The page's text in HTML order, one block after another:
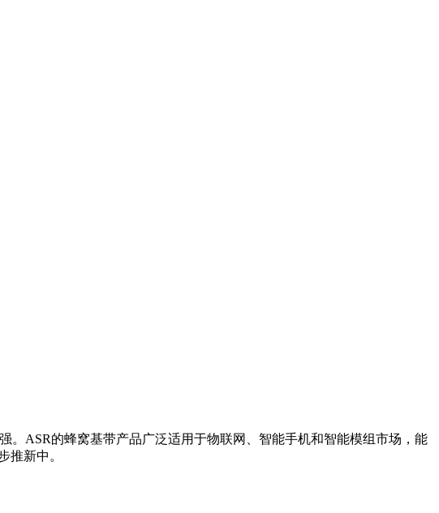
。ASR的蜂窝基带产品广泛适用于物联网、智能手机和智能模组市场，能
推新中。